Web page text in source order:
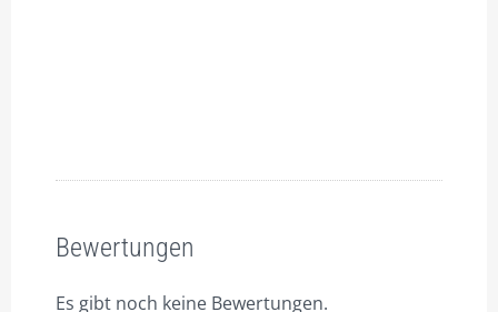
Bewertungen
Es gibt noch keine Bewertungen.